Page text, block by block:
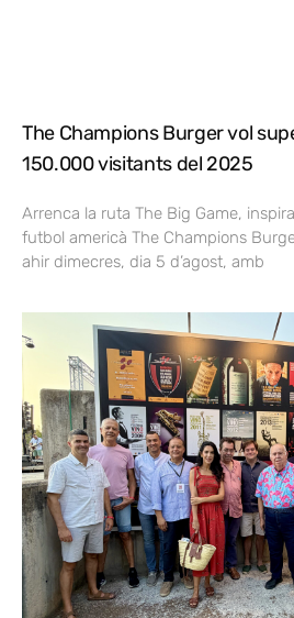
The Champions Burger vol
150.000 visitants del 2025
Arrenca la ruta The Big Game,
futbol americà The Champions
ahir dimecres, dia 5 d’agost, amb